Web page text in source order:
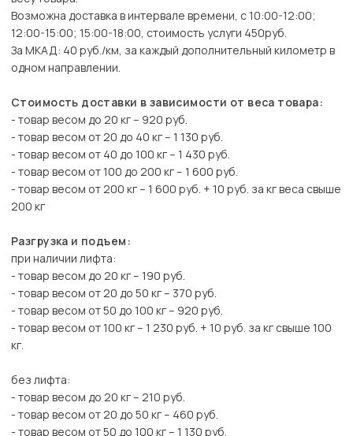
Возможна доставка в интервале времени, с 10:00-12:00;
12:00-15:00; 15:00-18:00, стоимость услуги 450руб.
За МКАД: 40 руб./км, за каждый дополнительный километр в
одном направлении.
Стоимость доставки в зависимости от веса товара:
- товар весом до 20 кг – 920 руб.
- товар весом от 20 до 40 кг – 1 130 руб.
- товар весом от 40 до 100 кг – 1 430 руб.
- товар весом от 100 до 200 кг – 1 600 руб.
- товар весом от 200 кг – 1 600 руб. + 10 руб. за кг веса свыше
200 кг
Разгрузка и подъем:
при наличии лифта:
- товар весом до 20 кг – 190 руб.
- товар весом от 20 до 50 кг – 370 руб.
- товар весом от 50 до 100 кг – 920 руб.
- товар весом от 100 кг – 1 230 руб. + 10 руб. за кг свыше 100
кг.
без лифта:
- товар весом до 20 кг – 210 руб.
- товар весом от 20 до 50 кг – 460 руб.
- товар весом от 50 до 100 кг – 1 130 руб.